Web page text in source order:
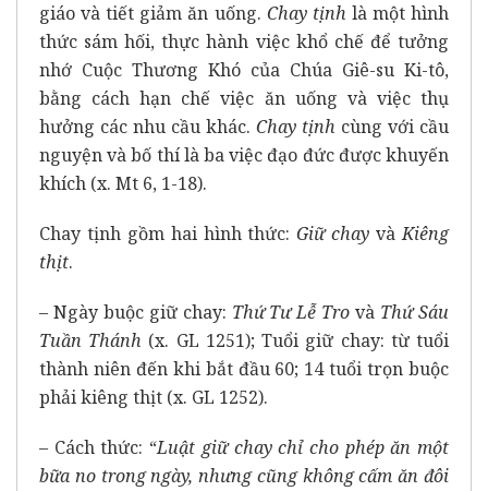
giáo và tiết giảm ăn uống. Chay tịnh là một hình
thức sám hối, thực hành việc khổ chế để tưởng
nhớ Cuộc Thương Khó của Chúa Giê-su Ki-tô,
bằng cách hạn chế việc ăn uống và việc thụ
hưởng các nhu cầu khác. Chay tịnh cùng với cầu
nguyện và bố thí là ba việc đạo đức được khuyến
khích (x. Mt 6, 1-18).
Chay tịnh gồm hai hình thức:Giữ chay vàKiêng
thịt.
– Ngày buộc giữ chay: Thứ Tư Lễ Tro và Thứ Sáu
Tuần Thánh (x. GL 1251); Tuổi giữ chay: từ tuổi
thành niên đến khi bắt đầu 60; 14 tuổi trọn buộc
phải kiêng thịt (x. GL 1252).
– Cách thức: “Luật giữ chay chỉ cho phép ăn một
bữa no trong ngày, nhưng cũng không cấm ăn đôi